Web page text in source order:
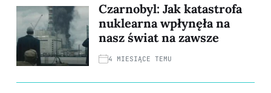
Czarnobyl: Jak katastrofa
nuklearna wpłynęła na
nasz świat na zawsze
4 MIESIĄCE TEMU